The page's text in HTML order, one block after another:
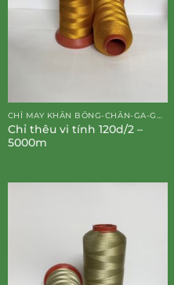
CHỈ MAY KHĂN BÔNG-CHĂN-GA-GỐI-ĐỆM
Chỉ thêu vi tính 120d/2 –
5000m